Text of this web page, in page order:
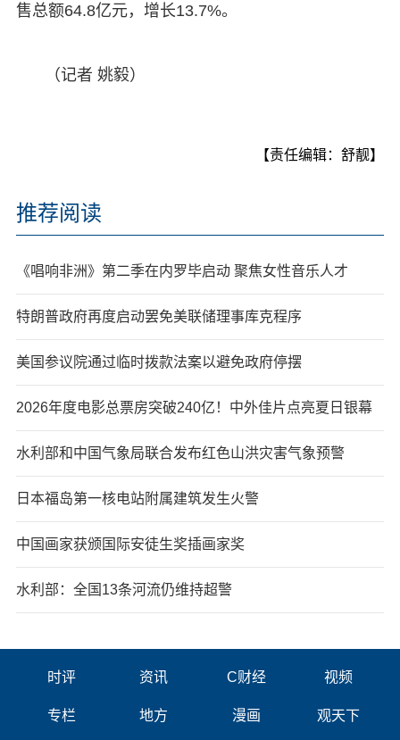
售总额64.8亿元，增长13.7%。
（记者 姚毅）
【责任编辑：舒靓】
推荐阅读
《唱响非洲》第二季在内罗毕启动 聚焦女性音乐人才
特朗普政府再度启动罢免美联储理事库克程序
美国参议院通过临时拨款法案以避免政府停摆
2026年度电影总票房突破240亿！中外佳片点亮夏日银幕
水利部和中国气象局联合发布红色山洪灾害气象预警
日本福岛第一核电站附属建筑发生火警
中国画家获颁国际安徒生奖插画家奖
水利部：全国13条河流仍维持超警
时评 资讯 C财经 视频
专栏 地方 漫画 观天下